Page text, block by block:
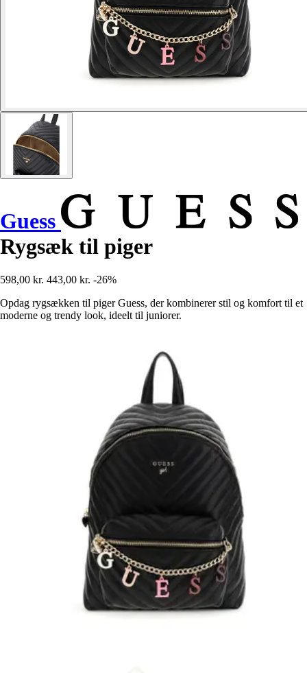
Guess
Rygsæk til piger
598,00 kr. 443,00 kr. -26%
Opdag rygsækken til piger Guess, der kombinerer stil og komfort til et
moderne og trendy look, ideelt til juniorer.